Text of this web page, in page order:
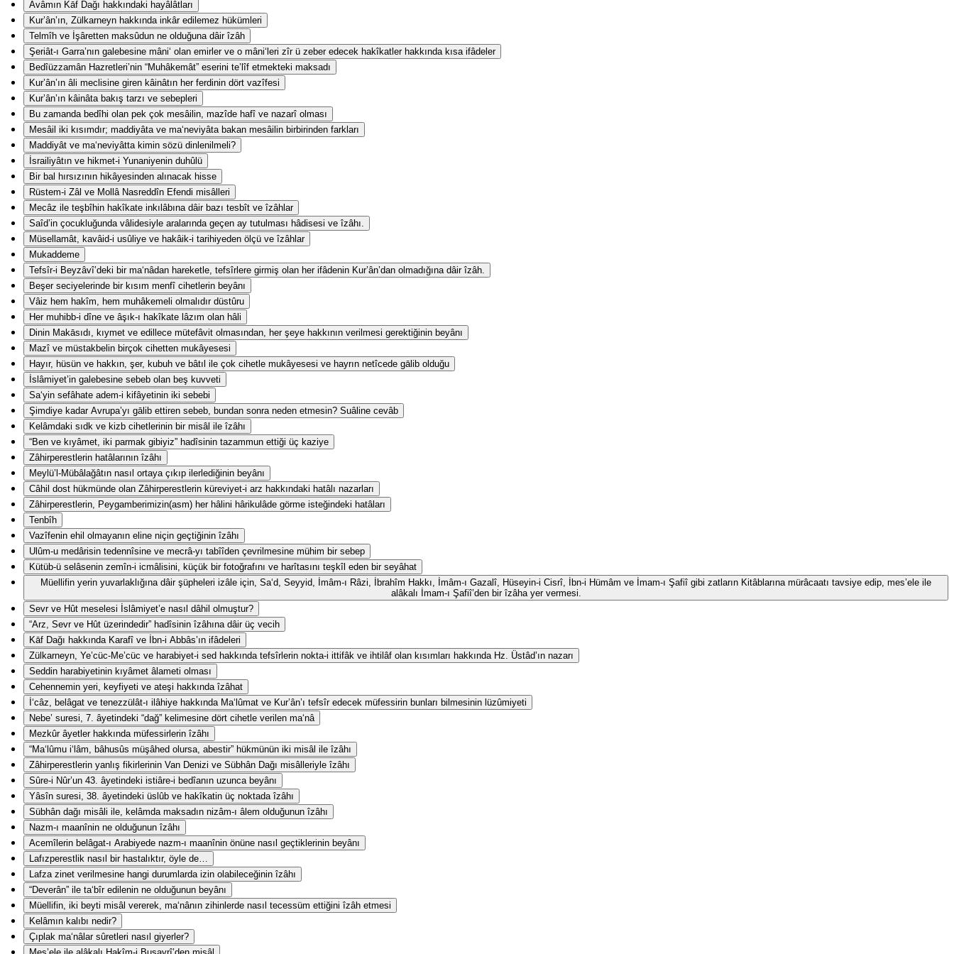
Avâmın Kāf Dağı hakkındaki hayâlâtları
Kur’ân’ın, Zülkarneyn hakkında inkâr edilemez hükümleri
Telmîh ve İşâretten maksûdun ne olduğuna dâir îzâh
Şeriât-ı Garra’nın galebesine mâni‘ olan emirler ve o mâni‘leri zîr ü zeber edecek hakîkatler hakkında kısa ifâdeler
Bedîüzzamân Hazretleri’nin “Muhâkemât” eserini te’lîf etmekteki maksadı
Kur’ân’ın âli meclisine giren kâinâtın her ferdinin dört vazîfesi
Kur’ân’ın kâinâta bakış tarzı ve sebepleri
Bu zamanda bedîhi olan pek çok mesâilin, mazîde hafî ve nazarî olması
Mesâil iki kısımdır; maddiyâta ve ma‘neviyâta bakan mesâilin birbirinden farkları
Maddiyât ve ma‘neviyâtta kimin sözü dinlenilmeli?
İsrailiyâtın ve hikmet-i Yunaniyenin duhûlü
Bir bal hırsızının hikâyesinden alınacak hisse
Rüstem-i Zâl ve Mollâ Nasreddîn Efendi misâlleri
Mecâz ile teşbîhin hakîkate inkılâbına dâir bazı tesbît ve îzâhlar
Saîd’in çocukluğunda vâlidesiyle aralarında geçen ay tutulması hâdisesi ve îzâhı.
Müsellamât, kavâid-i usûliye ve hakâik-i tarihiyeden ölçü ve îzâhlar
Mukaddeme
Tefsîr-i Beyzâvî’deki bir ma‘nâdan hareketle, tefsîrlere girmiş olan her ifâdenin Kur’ân’dan olmadığına dâir îzâh.
Beşer seciyelerinde bir kısım menfî cihetlerin beyânı
Vâiz hem hakîm, hem muhâkemeli olmalıdır düstûru
Her muhibb-i dîne ve âşık-ı hakîkate lâzım olan hâli
Dinin Makāsıdı, kıymet ve edillece mütefâvit olmasından, her şeye hakkının verilmesi gerektiğinin beyânı
Mazî ve müstakbelin birçok cihetten mukâyesesi
Hayır, hüsün ve hakkın, şer, kubuh ve bâtıl ile çok cihetle mukâyesesi ve hayrın netîcede gālib olduğu
İslâmiyet’in galebesine sebeb olan beş kuvveti
Sa‘yin sefâhate adem-i kifâyetinin iki sebebi
Şimdiye kadar Avrupa’yı gālib ettiren sebeb, bundan sonra neden etmesin? Suâline cevâb
Kelâmdaki sıdk ve kizb cihetlerinin bir misâl ile îzâhı
“Ben ve kıyâmet, iki parmak gibiyiz” hadîsinin tazammun ettiği üç kaziye
Zâhirperestlerin hatâlarının îzâhı
Meylü’l-Mübâlağâtın nasıl ortaya çıkıp ilerlediğinin beyânı
Câhil dost hükmünde olan Zâhirperestlerin küreviyet-i arz hakkındaki hatâlı nazarları
Zâhirperestlerin, Peygamberimizin(asm) her hâlini hârikulâde görme isteğindeki hatâları
Tenbîh
Vazîfenin ehil olmayanın eline niçin geçtiğinin îzâhı
Ulûm-u medârisin tedennîsine ve mecrâ-yı tabîîden çevrilmesine mühim bir sebep
Kütüb-ü selâsenin zemîn-i icmâlisini, küçük bir fotoğrafını ve harîtasını teşkîl eden bir seyâhat
Müellifin yerin yuvarlaklığına dâir şüpheleri izâle için, Sa‘d, Seyyid, İmâm-ı Râzi, İbrahîm Hakkı, İmâm-ı Gazalî, Hüseyin-i Cisrî, İbn-i Hümâm ve İmam-ı Şafiî gibi zatların Kitâblarına mürâcaatı tavsiye edip, mes’ele ile
alâkalı İmam-ı Şafiî’den bir îzâha yer vermesi.
Sevr ve Hût meselesi İslâmiyet’e nasıl dâhil olmuştur?
“Arz, Sevr ve Hût üzerindedir” hadîsinin îzâhına dâir üç vecih
Kāf Dağı hakkında Karafî ve İbn-i Abbâs’ın ifâdeleri
Zülkarneyn, Ye’cüc-Me’cüc ve harabiyet-i sed hakkında tefsîrlerin nokta-i ittifâk ve ihtilâf olan kısımları hakkında Hz. Üstâd’ın nazarı
Seddin harabiyetinin kıyâmet âlameti olması
Cehennemin yeri, keyfiyeti ve ateşi hakkında îzâhat
İ‘câz, belâgat ve tenezzülât-ı ilâhiye hakkında Ma‘lûmat ve Kur’ân’ı tefsîr edecek müfessirin bunları bilmesinin lüzûmiyeti
Nebe’ suresi, 7. âyetindeki “dağ” kelimesine dört cihetle verilen ma‘nâ
Mezkûr âyetler hakkında müfessirlerin îzâhı
“Ma‘lûmu i‘lâm, bâhusûs müşâhed olursa, abestir” hükmünün iki misâl ile îzâhı
Zâhirperestlerin yanlış fikirlerinin Van Denizi ve Sübhân Dağı misâlleriyle îzâhı
Sûre-i Nûr’un 43. âyetindeki istiâre-i bedîanın uzunca beyânı
Yâsîn suresi, 38. âyetindeki üslûb ve hakîkatin üç noktada îzâhı
Sübhân dağı misâli ile, kelâmda maksadın nizâm-ı âlem olduğunun îzâhı
Nazm-ı maanînin ne olduğunun îzâhı
Acemîlerin belâgat-ı Arabiyede nazm-ı maanînin önüne nasıl geçtiklerinin beyânı
Lafızperestlik nasıl bir hastalıktır, öyle de…
Lafza zinet verilmesine hangi durumlarda izin olabileceğinin îzâhı
“Deverân” ile ta‘bîr edilenin ne olduğunun beyânı
Müellifin, iki beyti misâl vererek, ma‘nânın zihinlerde nasıl tecessüm ettiğini îzâh etmesi
Kelâmın kalıbı nedir?
Çıplak ma‘nâlar sûretleri nasıl giyerler?